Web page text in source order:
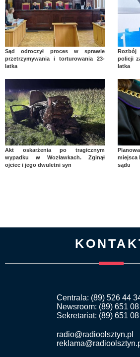
Sąd odroczył proces w sprawie
przetrzymywania i torturowania 23-
latka
Rozbój
policji
latka
Akt oskarżenia po tragicznym
wypadku w Wozławkach. Zginął
ojciec i jego dwuletni syn
miejsca
sądu
Centrala: (89) 526 44
Newsroom: (89) 651
Sekretariat: (89) 651
radio@radioolsztyn.pl